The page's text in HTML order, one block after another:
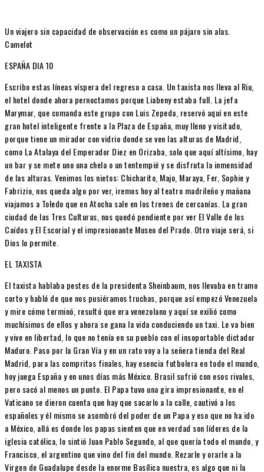
Un viajero sin capacidad de observación es como un pájaro sin alas.
Camelot
ESPAÑA DIA 10
Escribo estas líneas víspera del regreso a casa. Un taxista nos lleva al Riu,
el hotel donde ahora pernoctamos porque Liabeny estaba full. La jefa
Marymar, que comanda este grupo con Luis Zepeda, reservó aquí en este
gran hotel inteligente frente a la Plaza de España, muy lleno y visitado,
porque tiene un mirador con vidrio donde se ven las alturas de Madrid,
como La Atalaya del Emperador Diez en Orizaba, solo que aquí altísimo, hay
un bar y se mete uno una chela o un tentempié y se disfruta la inmensidad
de las alturas. Venimos los nietos: Chicharito, Majo, Maraya, Fer, Sophie y
Fabrizio, nos queda algo por ver, iremos hoy al teatro madrileño y mañana
viajamos a Toledo que en Atocha sale en los trenes de cercanías. La gran
ciudad de las Tres Culturas, nos quedó pendiente por ver El Valle de los
Caídos y El Escorial y el impresionante Museo del Prado. Otro viaje será, si
Dios lo permite.
EL TAXISTA
El taxista hablaba pestes de la presidenta Sheinbaum, nos llevaba en tramo
corto y habló de que nos pusiéramos truchas, porque así empezó Venezuela
y mire cómo terminó, resultó que era venezolano y aquí se exilió como
muchísimos de ellos y ahora se gana la vida conduciendo un taxi. Le va bien
y vive en libertad, lo que no tenía en su pueblo con el insoportable dictador
Maduro. Paso por la Gran Vía y en un rato voy a la señera tienda del Real
Madrid, para las compritas finales, hay esencia futbolera en todo el mundo,
hoy juega España y en unos días más México. Brasil sufrió con esos rivales,
pero sacó al menos un punto. El Papa tuvo una gira impresionante, en el
Vaticano se dieron cuenta que hay que sacarlo a la calle, cautivó a los
españoles y él mismo se asombró del poder de un Papa y eso que no ha ido
a México, allá es donde los papas sienten que en verdad son líderes de la
iglesia católica, lo sintió Juan Pablo Segundo, al que quería todo el mundo, y
Francisco, el argentino que vino del fin del mundo. Rezarle y orarle a la
Virgen de Guadalupe desde la enorme Basílica nuestra, es algo que ni la